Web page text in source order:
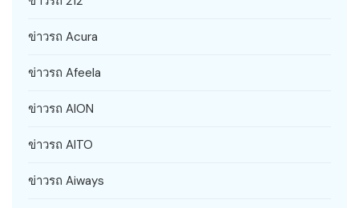
ข่าวรถ Acura
ข่าวรถ Afeela
ข่าวรถ AION
ข่าวรถ AITO
ข่าวรถ Aiways